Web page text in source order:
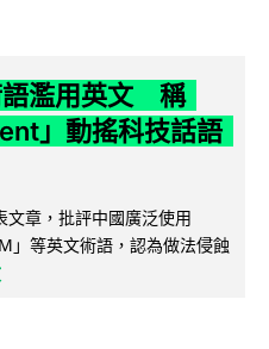
語濫用英文 稱
」動搖科技話語
章，批評中國廣泛使用
」等英文術語，認為做法侵蝕